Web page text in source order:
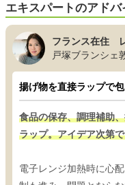
エキスパートのアドバ
フランス在住
戸塚ブランシェ
揚げ物を直接ラップで
食品の保存、調理補助
ラップ。アイデア次第
電子レンジ加熱時に心